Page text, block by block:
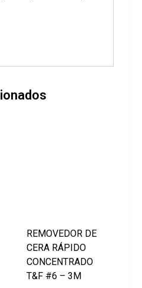
REMOVEDOR DE
CERA RÁPIDO
CONCENTRADO
T&F #6 – 3M